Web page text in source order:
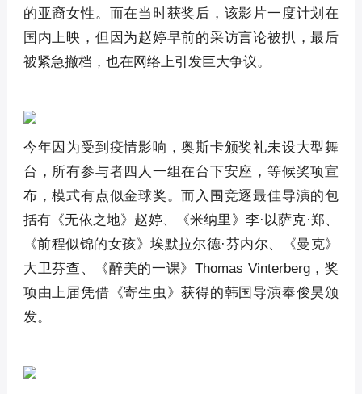
的亚裔女性。而在当时获奖后，该影片一度计划在
国内上映，但因为赵婷早前的采访言论被扒，最后
被紧急撤档，也在网络上引发巨大争议。
今年因为受到疫情影响，奥斯卡颁奖礼未设大型舞
台，所有参与者四人一组在台下安座，等候奖项宣
布，模式有点似金球奖。而入围竞逐最佳导演的包
括有《无依之地》赵婷、《米纳里》李·以萨克·郑、
《前程似锦的女孩》埃默拉尔德·芬内尔、《曼克》
大卫芬查、《醉美的一课》Thomas Vinterberg，奖
项由上届凭借《寄生虫》获得的韩国导演奉俊昊颁
发。